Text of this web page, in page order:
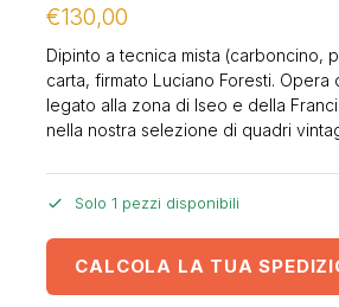
€130,00
Dipinto a tecnica mista (carboncino,
carta, firmato Luciano Foresti. Opera
legato alla zona di Iseo e della
nella nostra selezione di quadri
Solo 1 pezzi disponibili
CALCOLA LA TUA